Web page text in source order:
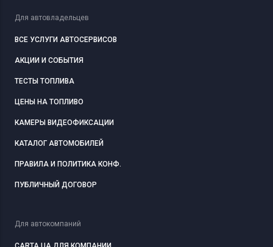
Для автовладельцев
ВСЕ УСЛУГИ АВТОСЕРВИСОВ
АКЦИИ И СОБЫТИЯ
ТЕСТЫ ТОПЛИВА
ЦЕНЫ НА ТОПЛИВО
КАМЕРЫ ВИДЕОФИКСАЦИИ
КАТАЛОГ АВТОМОБИЛЕЙ
ПРАВИЛА И ПОЛИТИКА КОНФ.
ПУБЛИЧНЫЙ ДОГОВОР
Для автокомпаний